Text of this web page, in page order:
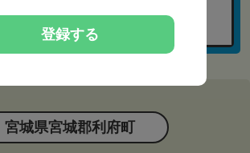
宮城県宮城郡利府町
登録する